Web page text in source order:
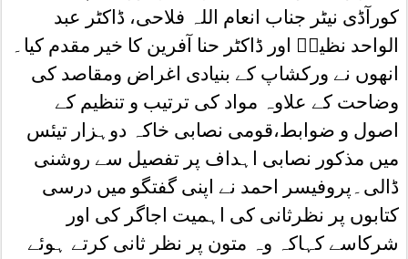
کورآڈی نیٹر جناب انعام اللہ فلاحی، ڈاکٹر عبد
الواحد نظیرؔ اور ڈاکٹر حنا آفرین کا خیر مقدم کیا۔
انھوں نے ورکشاپ کے بنیادی اغراض ومقاصد کی
وضاحت کے علاوہ مواد کی ترتیب و تنظیم کے
اصول و ضوابط،قومی نصابی خاکہ دوہزار تیئس
میں مذکور نصابی اہداف پر تفصیل سے روشنی
ڈالی۔پروفیسر احمد نے اپنی گفتگو میں درسی
کتابوں پر نظرثانی کی اہمیت اجاگر کی اور
شرکاسے کہاکہ وہ متون پر نظر ثانی کرتے ہوئے